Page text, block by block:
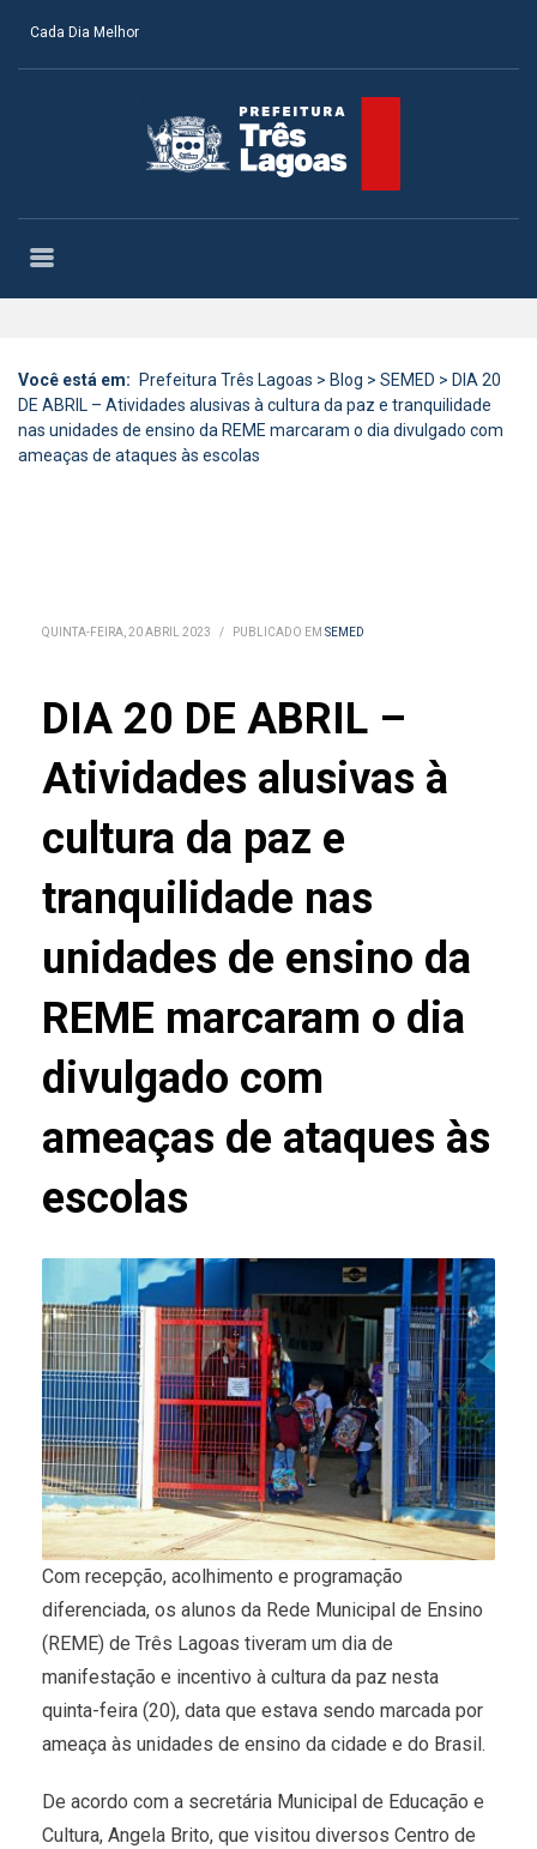
Cada Dia Melhor
Você está em: Prefeitura Três Lagoas > Blog > SEMED > DIA 20
DE ABRIL – Atividades alusivas à cultura da paz e tranquilidade
nas unidades de ensino da REME marcaram o dia divulgado com
ameaças de ataques às escolas
QUINTA-FEIRA, 20 ABRIL 2023 / PUBLICADO EM SEMED
DIA 20 DE ABRIL –
Atividades alusivas à
cultura da paz e
tranquilidade nas
unidades de ensino da
REME marcaram o dia
divulgado com
ameaças de ataques às
escolas
Com recepção, acolhimento e programação
diferenciada, os alunos da Rede Municipal de Ensino
(REME) de Três Lagoas tiveram um dia de
manifestação e incentivo à cultura da paz nesta
quinta-feira (20), data que estava sendo marcada por
ameaça às unidades de ensino da cidade e do Brasil.
De acordo com a secretária Municipal de Educação e
Cultura, Angela Brito, que visitou diversos Centro de